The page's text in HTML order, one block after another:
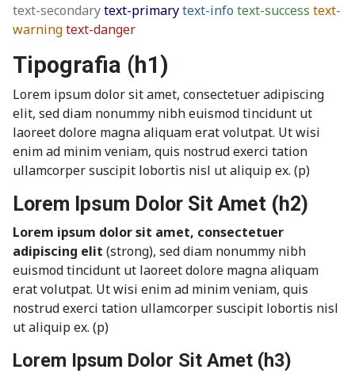
text-secondarytext-primarytext-info text-success text-
warningtext-danger
Tipografia (h1)
Lorem ipsum dolor sit amet, consectetuer adipiscing
elit, sed diam nonummy nibh euismod tincidunt ut
laoreet dolore magna aliquam erat volutpat. Ut wisi
enim ad minim veniam, quis nostrud exerci tation
ullamcorper suscipit lobortis nisl ut aliquip ex. (p)
Lorem Ipsum Dolor Sit Amet (h2)
Lorem ipsum dolor sit amet, consectetuer
adipiscing elit (strong), sed diam nonummy nibh
euismod tincidunt ut laoreet dolore magna aliquam
erat volutpat. Ut wisi enim ad minim veniam, quis
nostrud exerci tation ullamcorper suscipit lobortis nisl
ut aliquip ex. (p)
Lorem Ipsum Dolor Sit Amet (h3)